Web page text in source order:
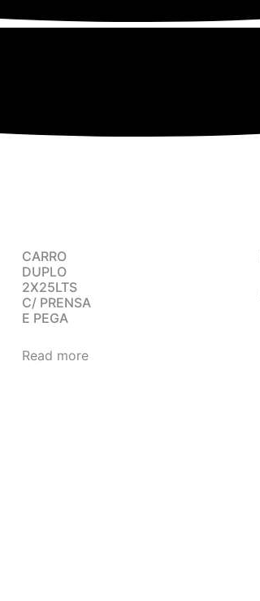
CARRO
DUPLO
2X25LTS
C/ PRENSA
E PEGA
Read more